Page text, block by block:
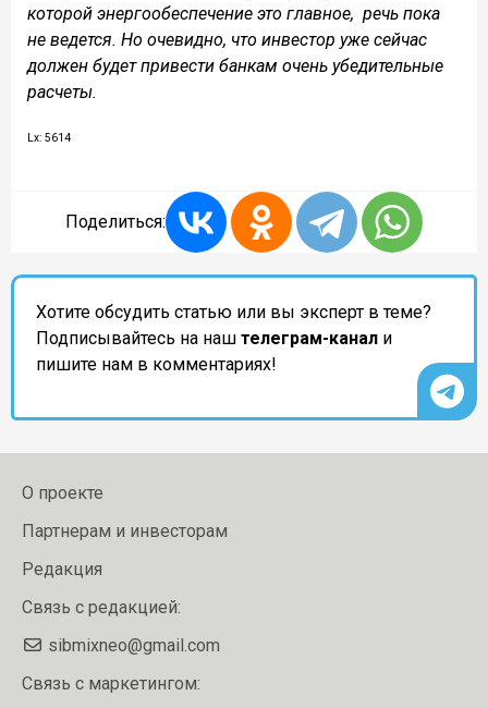
которой энергообеспечение это главное, речь пока
не ведется. Но очевидно, что инвестор уже сейчас
должен будет привести банкам очень убедительные
расчеты.
Lx: 5614
Поделиться:
Хотите обсудить статью или вы эксперт в теме?
Подписывайтесь на наш телеграм-канал и
пишите нам в комментариях!
О проекте
Партнерам и инвесторам
Редакция
Связь с редакцией:
sibmixneo@gmail.com
Связь с маркетингом: